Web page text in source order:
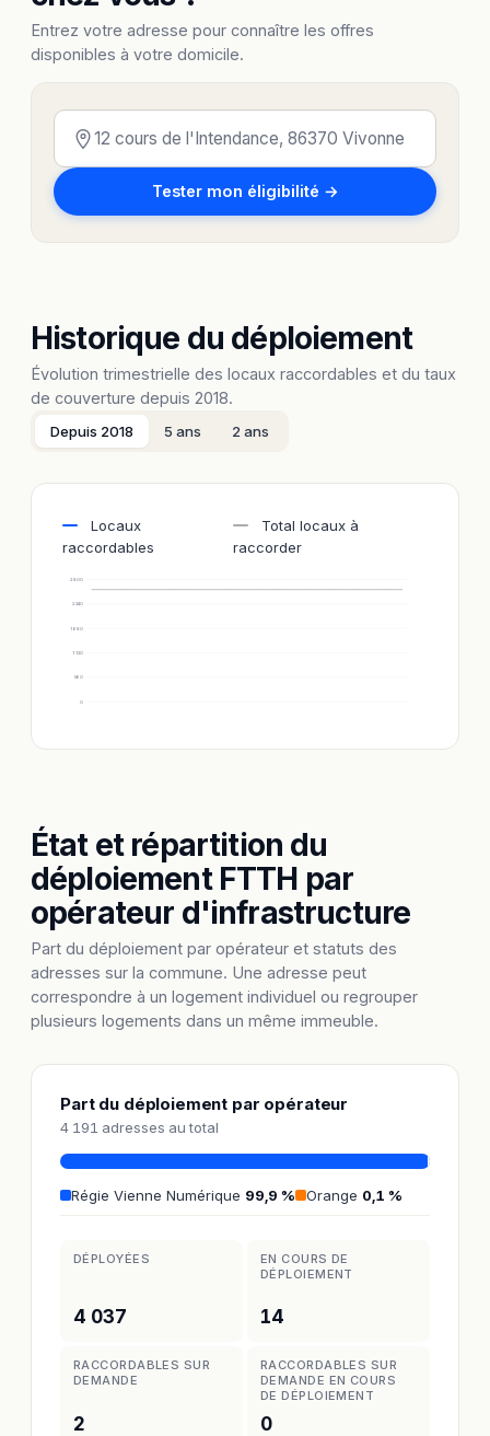
Entrez votre adresse pour connaître les offres
disponibles à votre domicile.
Tester mon éligibilité →
Historique du déploiement
Évolution trimestrielle des locaux raccordables et du taux
de couverture depuis 2018.
Depuis 2018 5 ans 2 ans
Locaux
raccordables
Total locaux à
raccorder
0
560
1 120
1 680
2 240
2 800
État et répartition du
déploiement FTTH par
opérateur d'infrastructure
Part du déploiement par opérateur et statuts des
adresses sur la commune. Une adresse peut
correspondre à un logement individuel ou regrouper
plusieurs logements dans un même immeuble.
Part du déploiement par opérateur
4 191 adresses au total
Régie Vienne Numérique 99,9 % Orange 0,1 %
DÉPLOYÉES
4 037
EN COURS DE
DÉPLOIEMENT
14
RACCORDABLES SUR
DEMANDE
2
RACCORDABLES SUR
DEMANDE EN COURS
DE DÉPLOIEMENT
0